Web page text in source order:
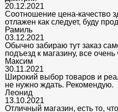
20.12.2021
Соотношение цена-качество
отлажен как следует, буду
Рамиль
03.12.2021
Обычно забираю тут заказ
подъезд к магазину, все очень
Максим
30.11.2021
Широкий выбор товаров и
не нужно ждать. Рекомендую.
Леонид
13.10.2021
Отличный магазин, есть то,